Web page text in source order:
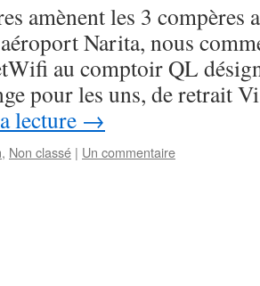
amènent les 3 compères
Narita, nous
au comptoir QL
pour les uns, de retrait
lecture →
, Non classé | Un commentaire